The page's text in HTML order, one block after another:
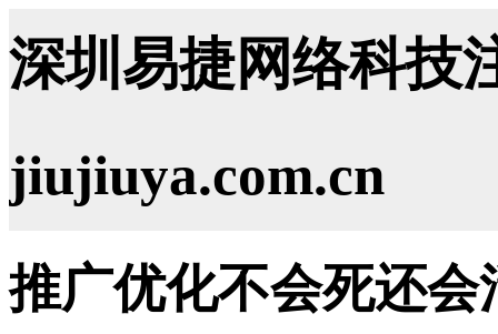
深圳易捷网络科技
jiujiuya.com.cn
推广优化不会死还会